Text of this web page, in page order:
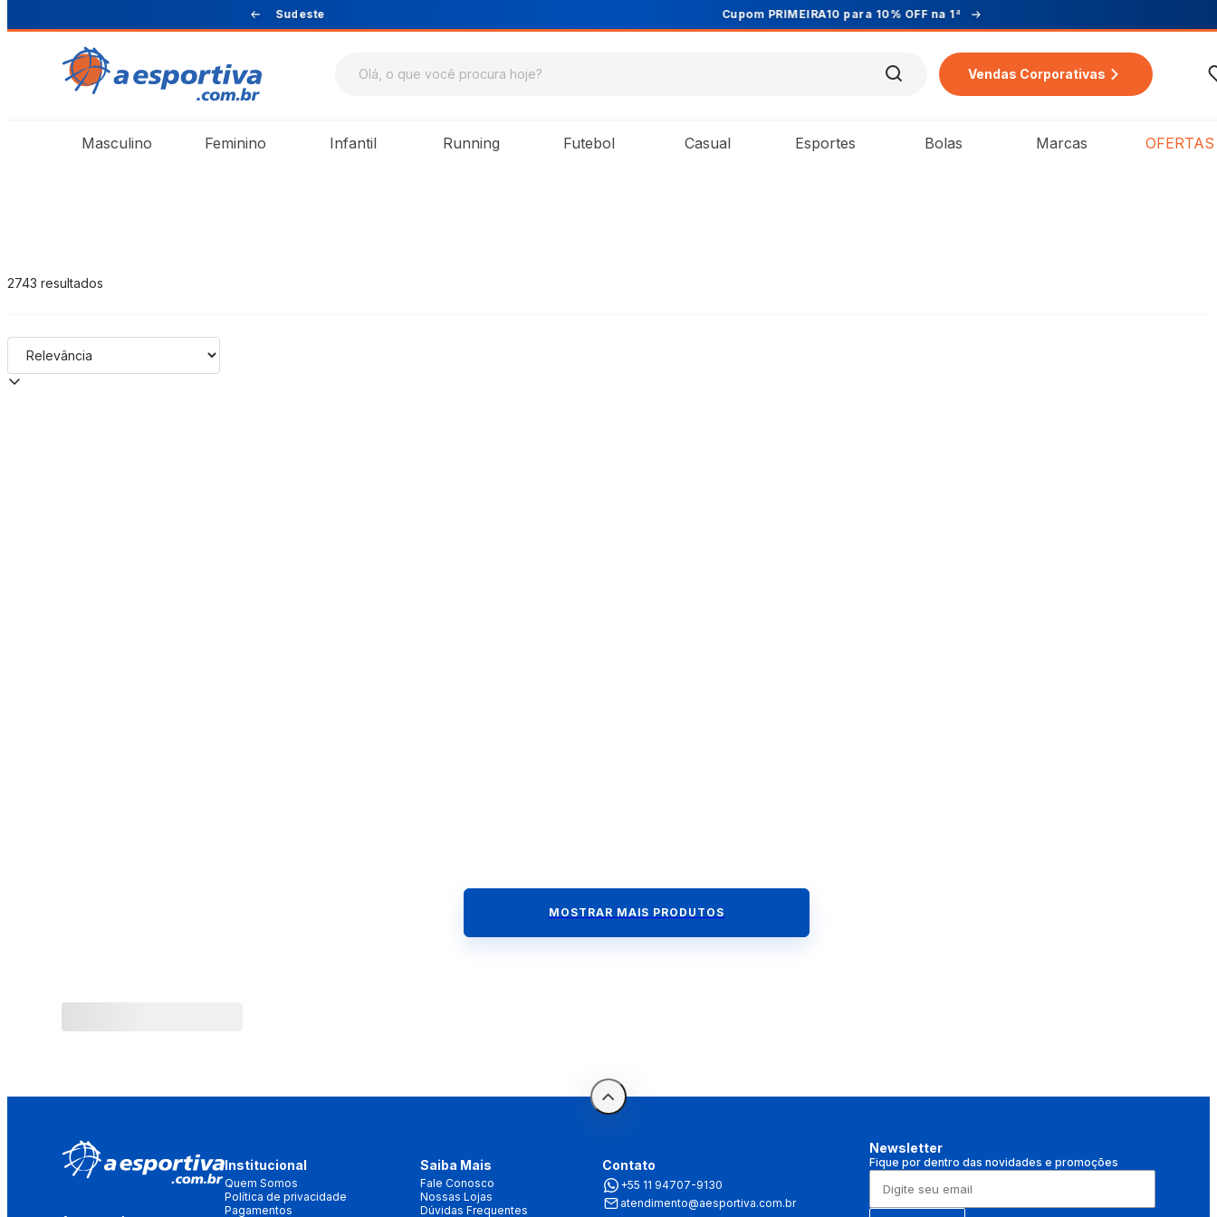
Cupom PRIMEIRA10 para 10% OFF na 1ª compra
Vendas Corporativas
Masculino Feminino Infantil Running Futebol Casual Esportes Bolas Marcas OFERTAS
2743 resultados
MOSTRAR MAIS PRODUTOS
Institucional
Quem Somos
Política de privacidade
Pagamentos
Saiba Mais
Fale Conosco
Nossas Lojas
Dúvidas Frequentes
Contato
+55 11 94707-9130
atendimento@aesportiva.com.br
Newsletter
Fique por dentro das novidades e promoções